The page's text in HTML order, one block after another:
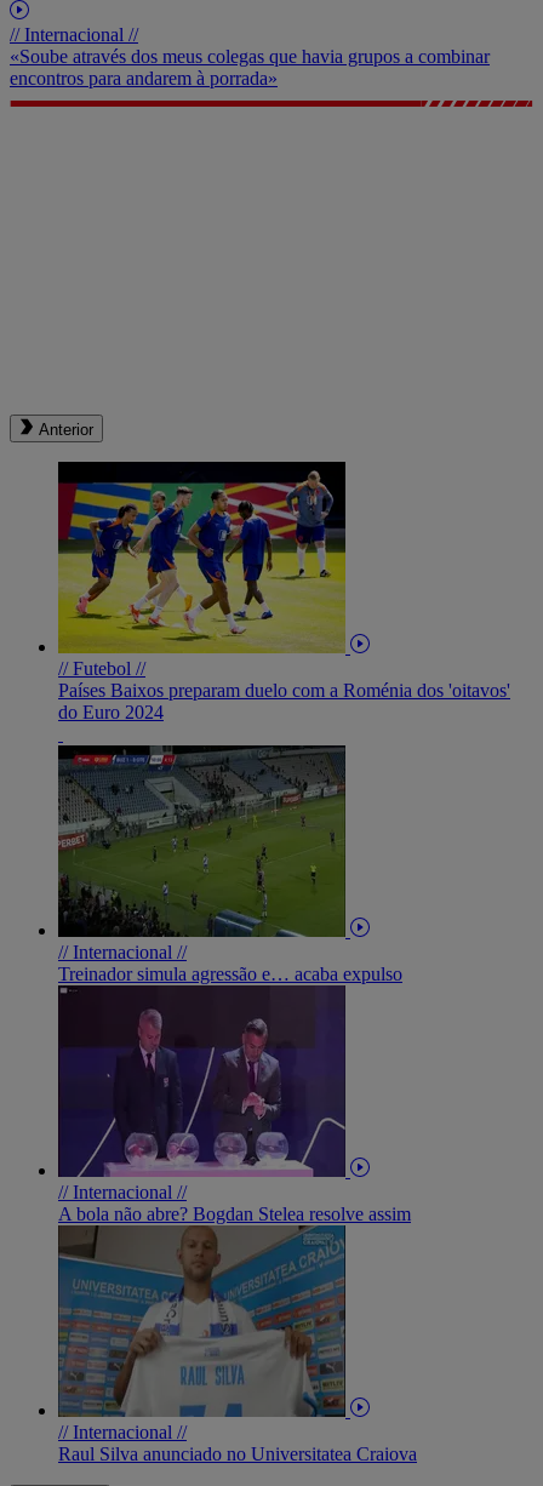
// Internacional //
«Soube através dos meus colegas que havia grupos a combinar
encontros para andarem à porrada»
Anterior
// Futebol //
Países Baixos preparam duelo com a Roménia dos 'oitavos'
do Euro 2024
// Internacional //
Treinador simula agressão e… acaba expulso
// Internacional //
A bola não abre? Bogdan Stelea resolve assim
// Internacional //
Raul Silva anunciado no Universitatea Craiova